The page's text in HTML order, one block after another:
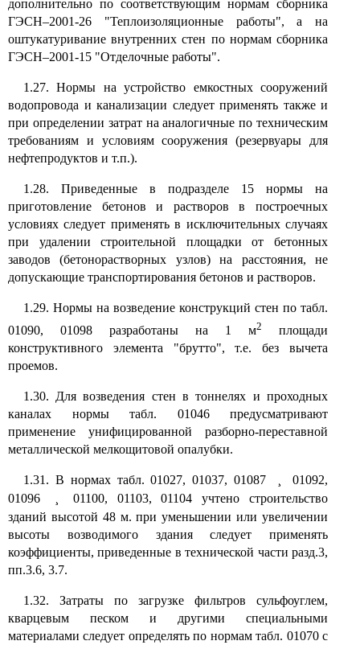
дополнительно по соответствующим нормам сборника
ГЭСН–2001-26 "Теплоизоляционные работы", а на
оштукатуривание внутренних стен по нормам сборника
ГЭСН–2001-15 "Отделочные работы".
1.27. Нормы на устройство емкостных сооружений
водопровода и канализации следует применять также и
при определении затрат на аналогичные по техническим
требованиям и условиям сооружения (резервуары для
нефтепродуктов и т.п.).
1.28. Приведенные в подразделе 15 нормы на
приготовление бетонов и растворов в построечных
условиях следует применять в исключительных случаях
при удалении строительной площадки от бетонных
заводов (бетонорастворных узлов) на расстояния, не
допускающие транспортирования бетонов и растворов.
1.29. Нормы на возведение конструкций стен по табл.
01090, 01098 разработаны на 1 м2
площади
конструктивного элемента "брутто", т.е. без вычета
проемов.
1.30. Для возведения стен в тоннелях и проходных
каналах нормы табл. 01046 предусматривают
применение унифицированной разборно-переставной
металлической мелкощитовой опалубки.
1.31. В нормах табл. 01027, 01037, 01087
01092,
01096
01100, 01103, 01104 учтено строительство
зданий высотой 48 м. при уменьшении или увеличении
высоты возводимого здания следует применять
коэффициенты, приведенные в технической части разд.3,
пп.3.6, 3.7.
1.32. Затраты по загрузке фильтров сульфоуглем,
кварцевым песком и другими специальными
материалами следует определять по нормам табл. 01070 с